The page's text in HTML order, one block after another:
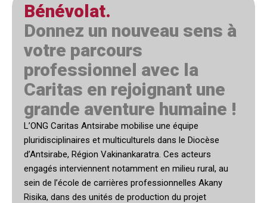
Bénévolat.
Donnez un nouveau sens à
votre parcours
professionnel avec la
Caritas en rejoignant une
grande aventure humaine !
L’ONG Caritas Antsirabe mobilise une équipe
pluridisciplinaires et multiculturels dans le Diocèse
d’Antsirabe, Région Vakinankaratra. Ces acteurs
engagés interviennent notamment en milieu rural, au
sein de l’école de carrières professionnelles Akany
Risika, dans des unités de production du projet